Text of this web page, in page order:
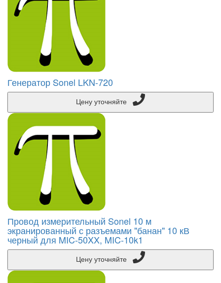
Генератор Sonel LKN-720
Провод измерительный Sonel 10 м
экранированный с разъемами "банан" 10 кВ
черный для MIC-50XX, MIC-10k1